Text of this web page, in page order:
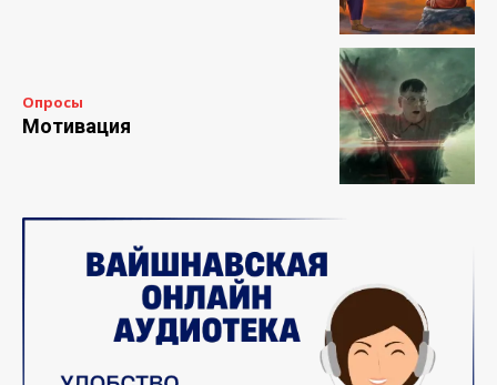
Опросы
Мотивация